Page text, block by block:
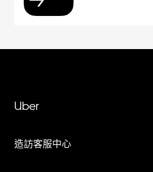
Uber
造訪客服中心